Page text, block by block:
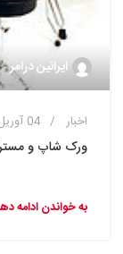
ایرانین درامر
اخبار 04 آوریل 2023
ورک شاپ و
به خواندن ادامه